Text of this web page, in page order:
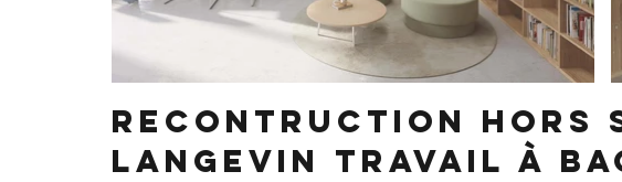
Recontruction hors
Langevin Travail à